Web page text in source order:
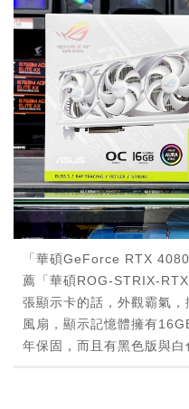
「華碩GeForce RTX
薦「華碩ROG-STRIX-
張顯示卡的話，外觀霸氣
風扇，顯示記憶體擁有
年保固，而且有黑色版與白